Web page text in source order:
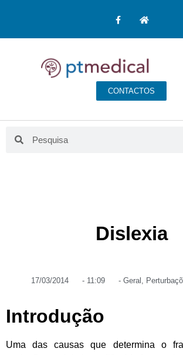
CONTACTOS
Dislexia
17/03/2014 - 11:09 - Geral ,
Introdução
Uma das causas que determina o